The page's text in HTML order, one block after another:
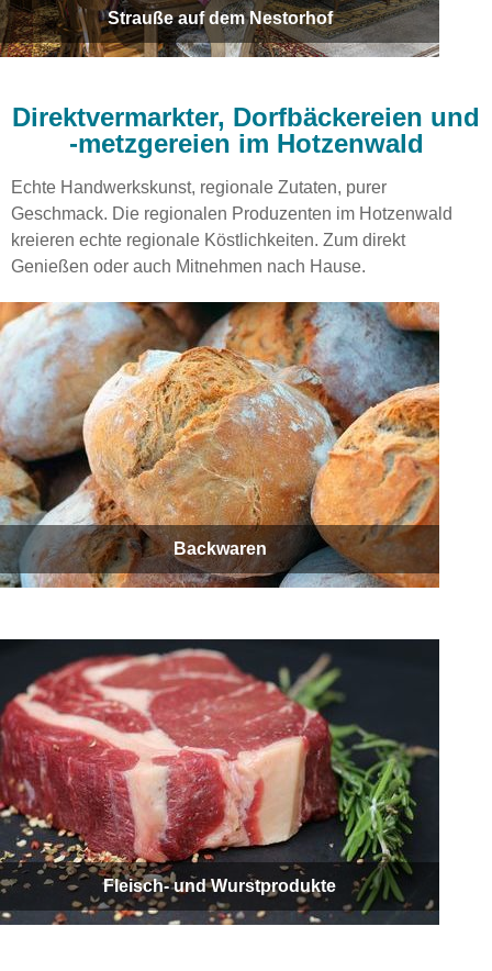
Strauße auf dem Nestorhof
Direktvermarkter, Dorfbäckereien und
-metzgereien im Hotzenwald
Echte Handwerkskunst, regionale Zutaten, purer
Geschmack. Die regionalen Produzenten im Hotzenwald
kreieren echte regionale Köstlichkeiten. Zum direkt
Genießen oder auch Mitnehmen nach Hause.
Backwaren
Fleisch- und Wurstprodukte